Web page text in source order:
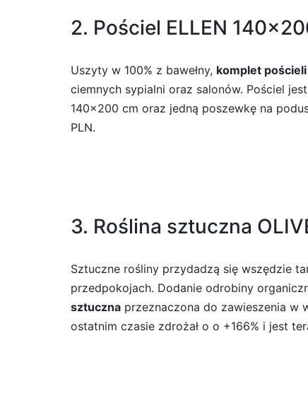
2. Pościel ELLEN
Uszyty w 100% z bawełny, komplet pościeli
ciemnych sypialni oraz salonów. Pościel
140×200 cm oraz jedną poszewkę na
PLN.
3. Roślina sztuczna
Sztuczne rośliny przydadzą się wszędzie
przedpokojach. Dodanie odrobiny
sztuczna przeznaczona do zawieszenia w
ostatnim czasie zdrożał o o +166% i jest